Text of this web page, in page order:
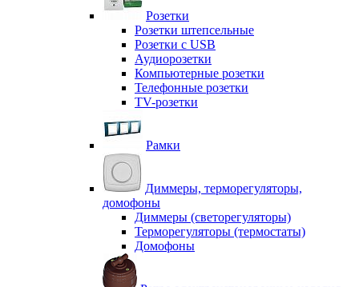
Розетки
Розетки штепсельные
Розетки с USB
Аудиорозетки
Компьютерные розетки
Телефонные розетки
TV-розетки
Рамки
Диммеры, терморегуляторы,
домофоны
Диммеры (светорегуляторы)
Терморегуляторы (термостаты)
Домофоны